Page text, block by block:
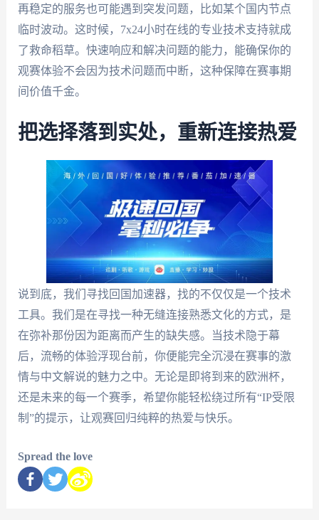
再稳定的服务也可能遇到突发问题，比如某个国内节点
临时波动。这时候，7x24小时在线的专业技术支持就成
了救命稻草。快速响应和解决问题的能力，能确保你的
观赛体验不会因为技术问题而中断，这种保障在赛事期
间价值千金。
把选择落到实处，重新连接热爱
说到底，我们寻找回国加速器，找的不仅仅是一个技术
工具。我们是在寻找一种无缝连接熟悉文化的方式，是
在弥补那份因为距离而产生的缺失感。当技术隐于幕
后，流畅的体验浮现台前，你便能完全沉浸在赛事的激
情与中文解说的魅力之中。无论是即将到来的欧洲杯，
还是未来的每一个赛季，希望你能轻松绕过所有“IP受限
制”的提示，让观赛回归纯粹的热爱与快乐。
Spread the love